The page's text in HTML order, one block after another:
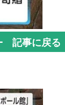
記事に戻る